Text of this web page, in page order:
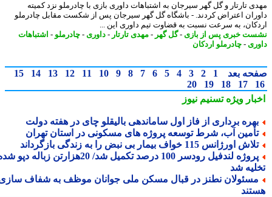
تارتار و گل گهر سیرجان به اشتباهات داوری بازی با چادرملو نزد کمیته
اعتراض کردند. - باشگاه گل گهر سیرجان پس از شکست مقابل چادرملو
به سرعت نسبت به قضاوت تیم داوری این ...
خبری پس از بازی - گل گهر-مهدی تارتار- داوری - چادرملو-اشتباهات
- چادرملو اردکان
بعد 1
2
3
4
5
6
7
8
9
10
11
12
13
14
15
17
18
19
20
ویژهتسنیم نیوز
برداری از فاز اول ساماندهی بالیقلو چای در هفته دولت
آب، شرط توسعه پروژه های مسکونی در استان تهران
اورژانس 115 خواف بیمار بی نبض را به زندگی بازگرداند
پروژه لندفیل رودسر 100 درصد تکمیل شد/ 20هزارتن زباله دپو شده
شد
نطنز در قبال مسکن ملی جوانان موظف به شفاف سازی